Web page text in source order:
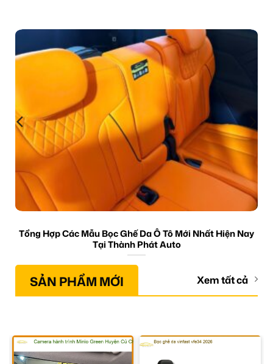
Tổng Hợp Các Mẫu Bọc Ghế Da Ô Tô Mới Nhất Hiện Nay
Tại Thành Phát Auto
SẢN PHẨM MỚI Xem tất cả